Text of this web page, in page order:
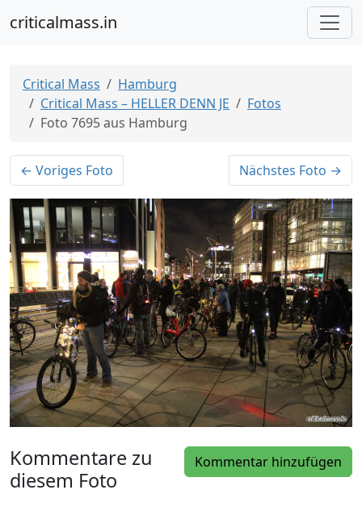
criticalmass.in
Critical Mass
Hamburg
Critical Mass – HELLER DENN JE
Fotos
Foto 7695 aus Hamburg
← Voriges Foto Nächstes Foto →
Kommentar hinzufügen
Kommentare zu
diesem Foto